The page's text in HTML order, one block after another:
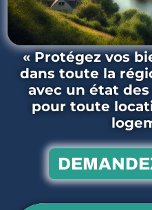
« Protégez vos
dans toute la
avec un état
pour toute